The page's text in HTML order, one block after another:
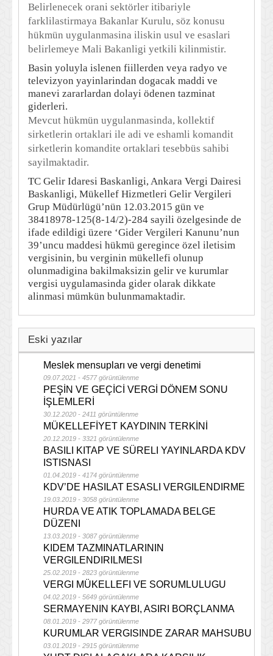
Belirlenecek orani sektörler itibariyle
farklilastirmaya Bakanlar Kurulu, söz konusu
hükmün uygulanmasina iliskin usul ve esaslari
belirlemeye Mali Bakanligi yetkili kilinmistir.
Basin yoluyla islenen fiillerden veya radyo ve
televizyon yayinlarindan dogacak maddi ve
manevi zararlardan dolayi ödenen tazminat
giderleri.
Mevcut hükmün uygulanmasinda, kollektif
sirketlerin ortaklari ile adi ve eshamli komandit
sirketlerin komandite ortaklari tesebbüs sahibi
sayilmaktadir.
TC Gelir Idaresi Baskanligi, Ankara Vergi Dairesi
Baskanligi, Mükellef Hizmetleri Gelir Vergileri
Grup Müdürlügü’nün 12.03.2015 gün ve
38418978-125(8-14/2)-284 sayili özelgesinde de
ifade edildigi üzere ‘Gider Vergileri Kanunu’nun
39’uncu maddesi hükmü geregince özel iletisim
vergisinin, bu verginin mükellefi olunup
olunmadigina bakilmaksizin gelir ve kurumlar
vergisi uygulamasinda gider olarak dikkate
alinmasi mümkün bulunmamaktadir.
Eski yazılar
Meslek mensupları ve vergi denetimi
09.07.2021 - 4577 görüntülenme
PEŞİN VE GEÇİCİ VERGİ DÖNEM SONU
İŞLEMLERİ
30.12.2020 - 2411 görüntülenme
MÜKELLEFİYET KAYDININ TERKİNİ
20.12.2019 - 3321 görüntülenme
BASILI KITAP VE SÜRELI YAYINLARDA KDV
ISTISNASI
01.04.2019 - 4174 görüntülenme
KDV’DE HASILAT ESASLI VERGILENDIRME
19.03.2019 - 3058 görüntülenme
HURDA VE ATIK TOPLAMADA BELGE
DÜZENI
13.03.2019 - 3087 görüntülenme
KIDEM TAZMINATLARININ
VERGILENDIRILMESI
25.02.2019 - 2823 görüntülenme
VERGI MÜKELLEFI VE SORUMLULUGU
04.02.2019 - 5649 görüntülenme
SERMAYENIN KAYBI, ASIRI BORÇLANMA
08.01.2019 - 2977 görüntülenme
KURUMLAR VERGISINDE ZARAR MAHSUBU
03.01.2019 - 2915 görüntülenme